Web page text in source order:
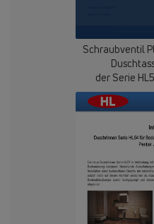
Schraubventil
der Serie